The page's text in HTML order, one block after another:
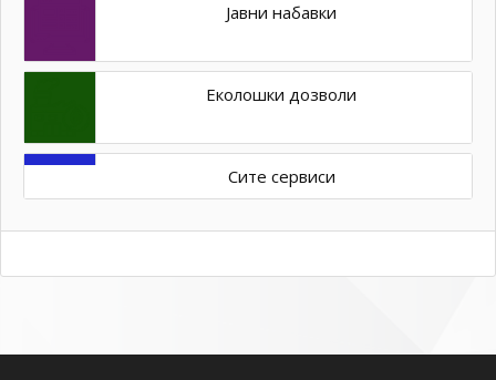
Јавни набавки
Еколошки дозволи
Сите сервиси